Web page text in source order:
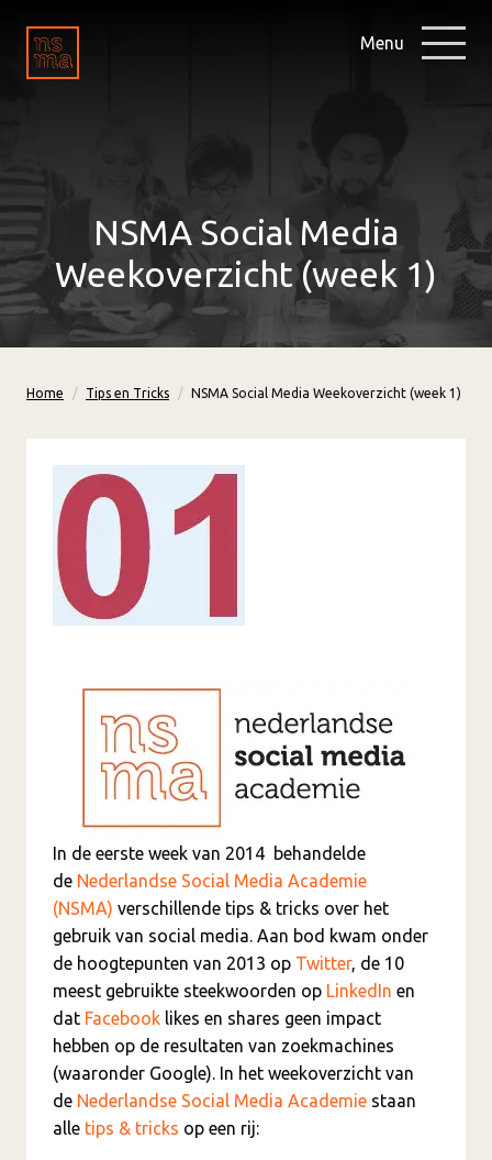
Menu
NSMA Social Media
Weekoverzicht (week 1)
Home Tips en Tricks NSMA Social Media Weekoverzicht (week 1)
In de eerste week van 2014 behandelde
de Nederlandse Social Media Academie
(NSMA) verschillende tips & tricks over het
gebruik van social media. Aan bod kwam onder
de hoogtepunten van 2013 op Twitter, de 10
meest gebruikte steekwoorden op LinkedIn en
dat Facebook likes en shares geen impact
hebben op de resultaten van zoekmachines
(waaronder Google). In het weekoverzicht van
de Nederlandse Social Media Academie staan
alle tips & tricks op een rij: